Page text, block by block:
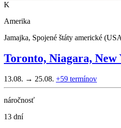
K
Amerika
Jamajka, Spojené štáty americké
Toronto, Niagara, New
13.08. → 25.08. +59 termínov
náročnosť
13 dní